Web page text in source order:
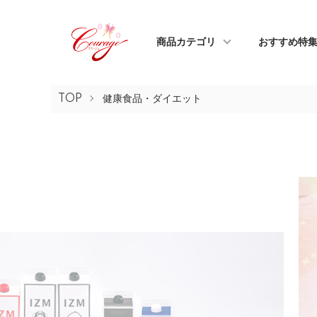
商品カテゴリ おすすめ特
TOP 健康食品・ダイエット